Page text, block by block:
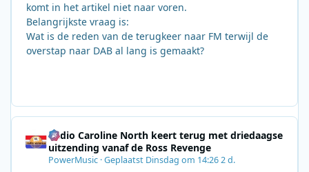
komt in het artikel niet naar voren.
Belangrijkste vraag is:
Wat is de reden van de terugkeer naar FM terwijl de
overstap naar DAB al lang is gemaakt?
Radio Caroline North keert terug met driedaagse
uitzending vanaf de Ross Revenge
PowerMusic ·Geplaatst Dinsdag om 14:262 d.